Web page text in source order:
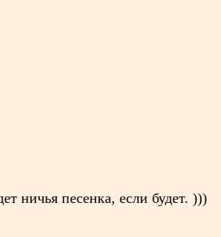
ничья песенка, если будет. )))